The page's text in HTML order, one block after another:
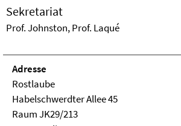
Sekretariat
Prof. Johnston, Prof. Laqué
Adresse
Rostlaube
Habelschwerdter Allee 45
Raum JK29/213